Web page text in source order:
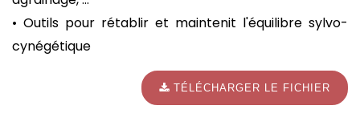
• Outils pour rétablir et maintenit l'équilibre sylvo-
cynégétique
TÉLÉCHARGER LE FICHIER